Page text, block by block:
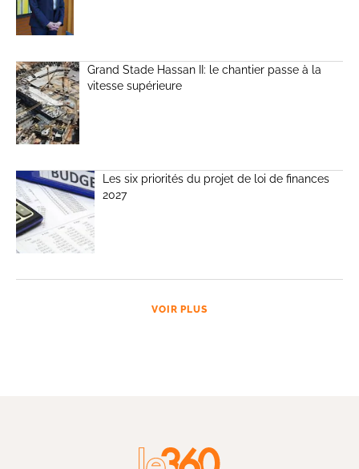
Grand Stade Hassan II: le chantier passe à la
vitesse supérieure
Les six priorités du projet de loi de finances
2027
VOIR PLUS